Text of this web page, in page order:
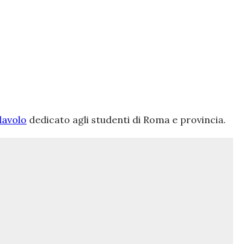
dedicato agli studenti di Roma e provincia.